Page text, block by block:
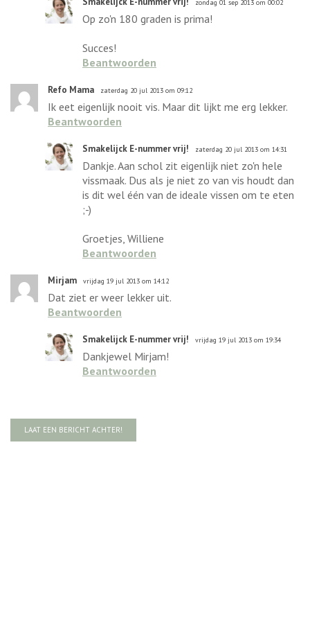
zondag 01 sep 2013 om 00:02
Op zo'n 180 graden is prima!
Succes!
Beantwoorden
Refo Mama zaterdag 20 jul 2013 om 09:12
Ik eet eigenlijk nooit vis. Maar dit lijkt me erg lekker.
Beantwoorden
Smakelijck E-nummer vrij! zaterdag 20 jul 2013 om 14:31
Dankje. Aan schol zit eigenlijk niet zo'n hele
vissmaak. Dus als je niet zo van vis houdt dan
is dit wel één van de ideale vissen om te eten
;-)
Groetjes, Williene
Beantwoorden
Mirjam vrijdag 19 jul 2013 om 14:12
Dat ziet er weer lekker uit.
Beantwoorden
Smakelijck E-nummer vrij! vrijdag 19 jul 2013 om 19:34
Dankjewel Mirjam!
Beantwoorden
LAAT EEN BERICHT ACHTER!